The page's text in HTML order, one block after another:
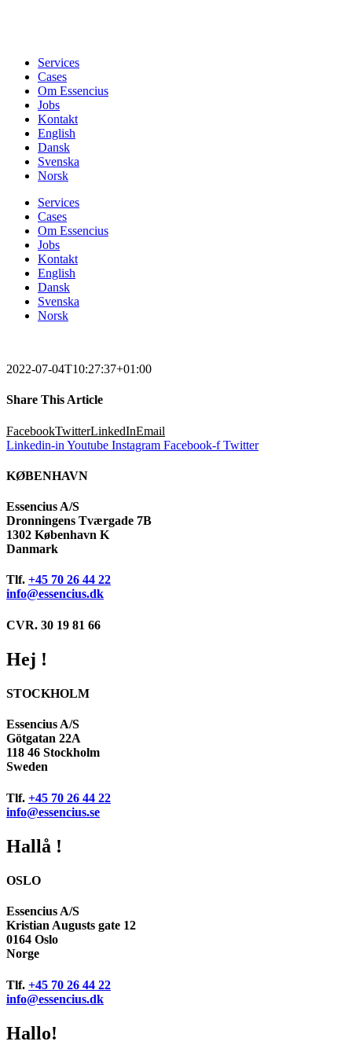
Services
Cases
Om Essencius
Jobs
Kontakt
English
Dansk
Svenska
Norsk
Services
Cases
Om Essencius
Jobs
Kontakt
English
Dansk
Svenska
Norsk
2022-07-04T10:27:37+01:00
Share This Article
FacebookTwitterLinkedInEmail
Linkedin-in Youtube Instagram Facebook-f Twitter
KØBENHAVN
Essencius A/S
Dronningens Tværgade 7B
1302 København K
Danmark
Tlf. +45 70 26 44 22
info@essencius.dk
CVR. 30 19 81 66
Hej !
STOCKHOLM
Essencius A/S
Götgatan 22A
118 46 Stockholm
Sweden
Tlf. +45 70 26 44 22
info@essencius.se
Hallå !
OSLO
Essencius A/S
Kristian Augusts gate 12
0164 Oslo
Norge
Tlf. +45 70 26 44 22
info@essencius.dk
Hallo!